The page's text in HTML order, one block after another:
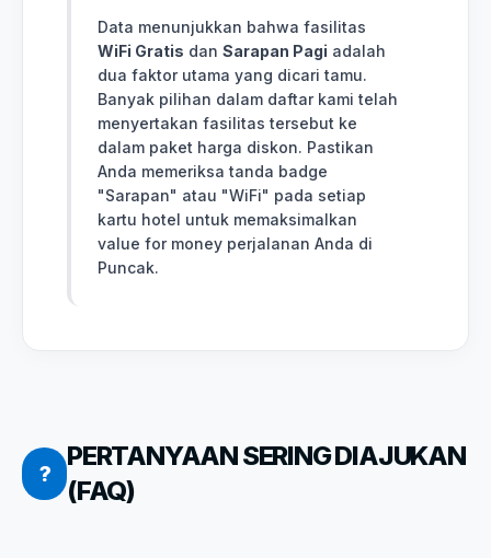
Data menunjukkan bahwa fasilitas
WiFi Gratis dan Sarapan Pagi adalah
dua faktor utama yang dicari tamu.
Banyak pilihan dalam daftar kami telah
menyertakan fasilitas tersebut ke
dalam paket harga diskon. Pastikan
Anda memeriksa tanda badge
"Sarapan" atau "WiFi" pada setiap
kartu hotel untuk memaksimalkan
value for money perjalanan Anda di
Puncak.
?
PERTANYAAN SERING DIAJUKAN
(FAQ)